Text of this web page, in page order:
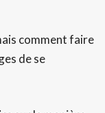
comment faire
de se